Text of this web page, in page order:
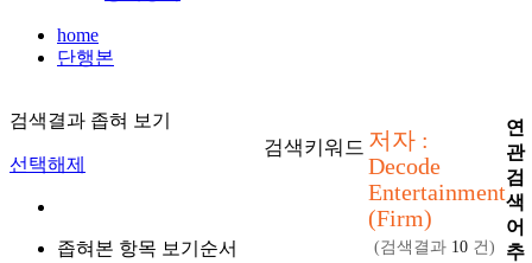
home
단행본
검색결과 좁혀 보기
선택해제
좁혀본 항목 보기순서
검색키워드 저자 :
Decode
Entertainment
(Firm)
(검색결과 10 건)
연
관
검
색
어
추